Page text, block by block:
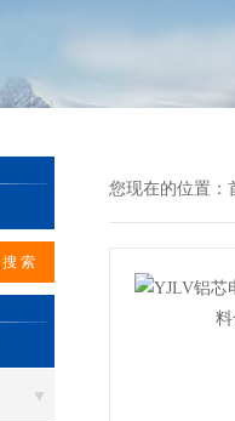
您现在的位置：